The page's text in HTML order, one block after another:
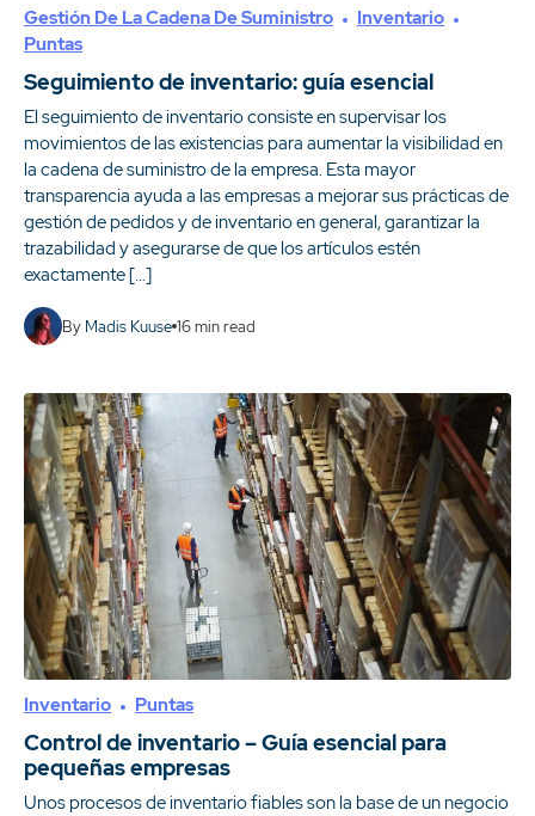
Gestión De La Cadena De Suministro
Inventario
Puntas
Seguimiento de inventario: guía esencial
El seguimiento de inventario consiste en supervisar los
movimientos de las existencias para aumentar la visibilidad en
la cadena de suministro de la empresa. Esta mayor
transparencia ayuda a las empresas a mejorar sus prácticas de
gestión de pedidos y de inventario en general, garantizar la
trazabilidad y asegurarse de que los artículos estén
exactamente […]
By Madis Kuuse 16min read
Inventario Puntas
Control de inventario – Guía esencial para
pequeñas empresas
Unos procesos de inventario fiables son la base de un negocio